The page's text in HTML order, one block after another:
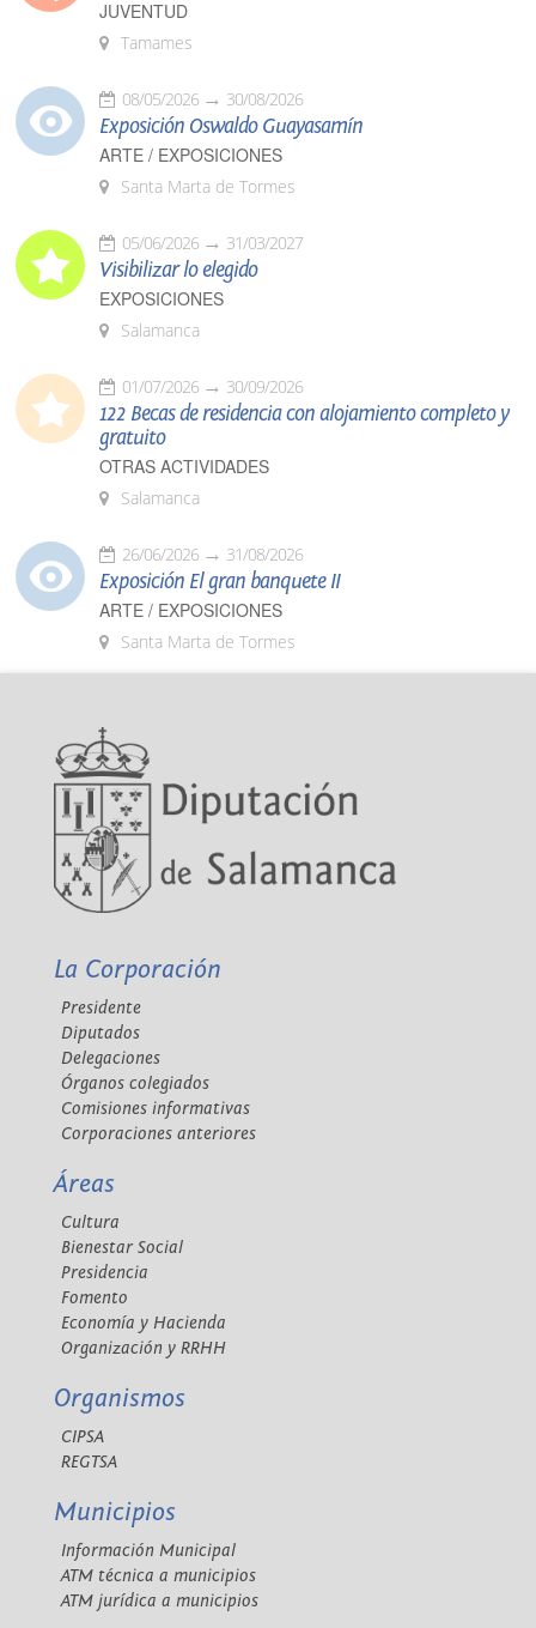
JUVENTUD
Tamames
08/05/2026 30/08/2026
Exposición Oswaldo Guayasamín
ARTE / EXPOSICIONES
Santa Marta de Tormes
05/06/2026 31/03/2027
Visibilizar lo elegido
EXPOSICIONES
Salamanca
01/07/2026 30/09/2026
122 Becas de residencia con alojamiento completo y
gratuito
OTRAS ACTIVIDADES
Salamanca
26/06/2026 31/08/2026
Exposición El gran banquete II
ARTE / EXPOSICIONES
Santa Marta de Tormes
La Corporación
Presidente
Diputados
Delegaciones
Órganos colegiados
Comisiones informativas
Corporaciones anteriores
Áreas
Cultura
Bienestar Social
Presidencia
Fomento
Economía y Hacienda
Organización y RRHH
Organismos
CIPSA
REGTSA
Municipios
Información Municipal
ATM técnica a municipios
ATM jurídica a municipios